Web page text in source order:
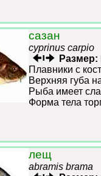
сазан
cyprinus carpio
Размер:
Плавники с
Верхняя губа
Рыба имеет
Форма тела
лещ
abramis brama